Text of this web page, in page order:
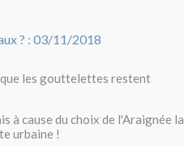
les gouttelettes restent
à cause du choix de l'Araignée la
urbaine !